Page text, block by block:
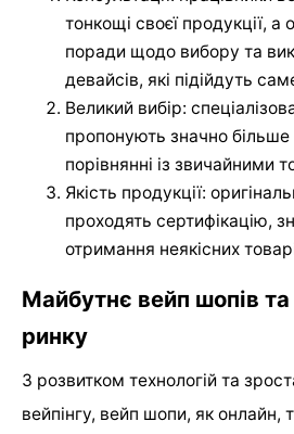
тонкощі своєї продукції,
поради щодо вибору та
девайсів, які підійдуть
Великий вибір:
пропонують значно більше
порівнянні із звичайними
Якість продукції:
проходять сертифікацію,
отримання неякісних
Майбутнє вейп шопів та
ринку
З розвитком технологій та
вейпінгу, вейп шопи, як онлайн,